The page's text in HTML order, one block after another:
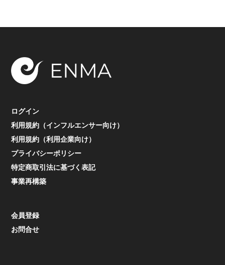
ログイン
利用規約（インフルエンサー向け）
利用規約（利用企業向け）
プライバシーポリシー
特定商取引法に基づく表記
事業再構築
会員登録
お問合せ